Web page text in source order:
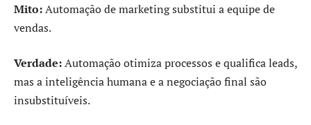
Mito:Automação de marketing substitui a equipe de
vendas.
Verdade:Automação otimiza processos e qualifica leads,
mas a inteligência humana e a negociação final são
insubstituíveis.